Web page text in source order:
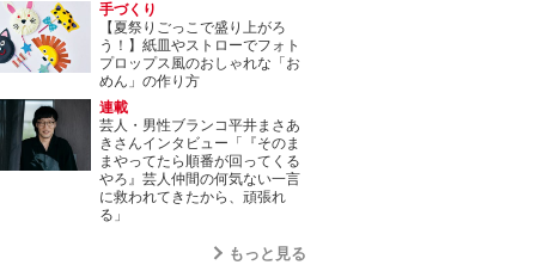
手づくり
【夏祭りごっこで盛り上がろ
う！】紙皿やストローでフォト
プロップス風のおしゃれな「お
めん」の作り方
連載
芸人・男性ブランコ平井まさあ
きさんインタビュー「『そのま
まやってたら順番が回ってくる
やろ』芸人仲間の何気ない一言
に救われてきたから、頑張れ
る」
もっと見る